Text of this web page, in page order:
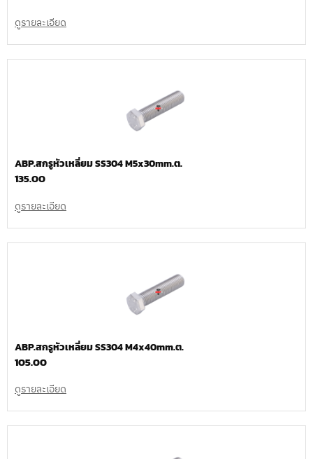
ดูรายละเอียด
ABP.สกรูหัวเหลี่ยม SS304 M5x30mm.ต.
135.00
ดูรายละเอียด
ABP.สกรูหัวเหลี่ยม SS304 M4x40mm.ต.
105.00
ดูรายละเอียด